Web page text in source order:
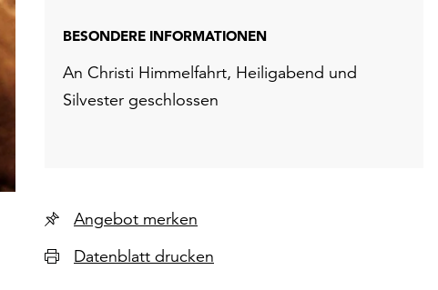
BESONDERE INFORMATIONEN
An Christi Himmelfahrt, Heiligabend und
Silvester geschlossen
Angebot merken
Datenblatt drucken